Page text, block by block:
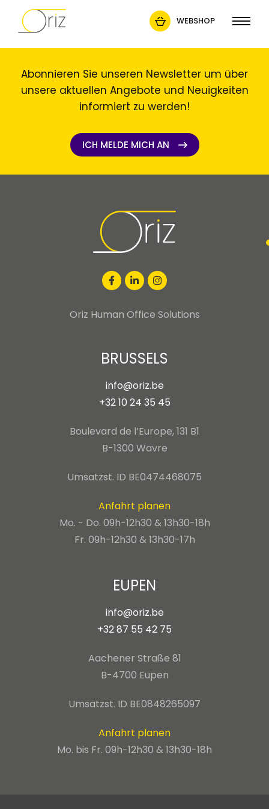
WEBSHOP
Abonnieren Sie unseren Newsletter um über
unsere aktuellen Angebote und Neuigkeiten
informiert zu werden!
ICH MELDE MICH AN
Oriz Human Office Solutions
BRUSSELS
info@oriz.be
+32 10 24 35 45
Boulevard de l’Europe, 131 B1
B-1300 Wavre
Umsatzst. ID BE0474468075
Anfahrt planen
Mo. - Do. 09h-12h30 & 13h30-18h
Fr. 09h-12h30 & 13h30-17h
EUPEN
info@oriz.be
+32 87 55 42 75
Aachener Straße 81
B-4700 Eupen
Umsatzst. ID BE0848265097
Anfahrt planen
Mo. bis Fr. 09h-12h30 & 13h30-18h